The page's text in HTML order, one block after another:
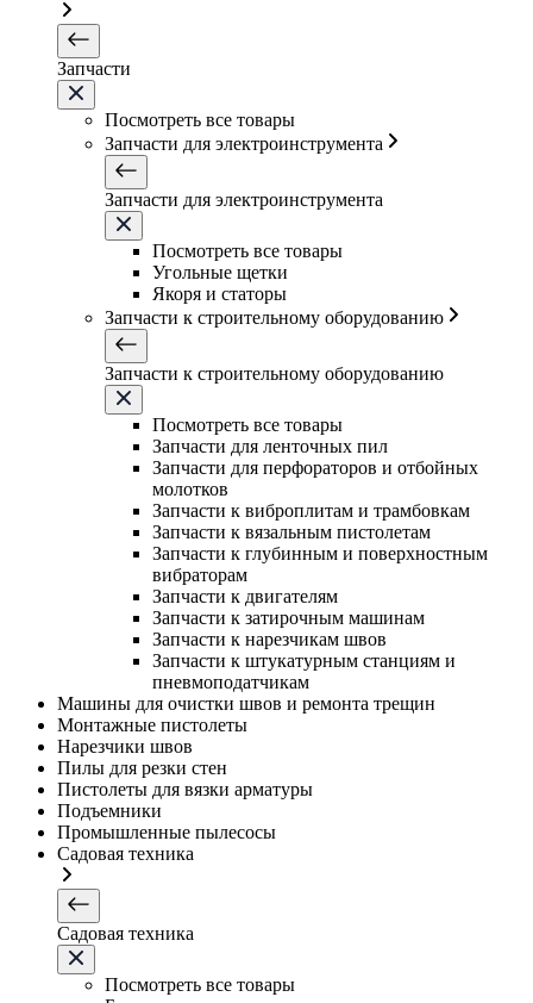
Запчасти
Посмотреть все товары
Запчасти для электроинструмента
Запчасти для электроинструмента
Посмотреть все товары
Угольные щетки
Якоря и статоры
Запчасти к строительному оборудованию
Запчасти к строительному оборудованию
Посмотреть все товары
Запчасти для ленточных пил
Запчасти для перфораторов и отбойных
молотков
Запчасти к виброплитам и трамбовкам
Запчасти к вязальным пистолетам
Запчасти к глубинным и поверхностным
вибраторам
Запчасти к двигателям
Запчасти к затирочным машинам
Запчасти к нарезчикам швов
Запчасти к штукатурным станциям и
пневмоподатчикам
Машины для очистки швов и ремонта трещин
Монтажные пистолеты
Нарезчики швов
Пилы для резки стен
Пистолеты для вязки арматуры
Подъемники
Промышленные пылесосы
Садовая техника
Садовая техника
Посмотреть все товары